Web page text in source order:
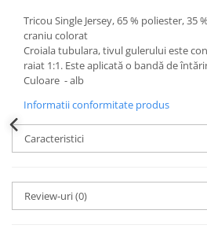
Tricou Single Jersey, 65 % poliester, 35
craniu colorat
Croiala tubulara, tivul gulerului este
raiat 1:1. Este aplicată o bandă de
Culoare - alb
Informatii conformitate produs
Caracteristici
Review-uri(0)